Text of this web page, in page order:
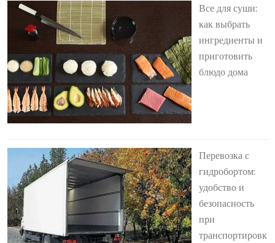
Все для суши:
как выбрать
ингредиенты и
приготовить
блюдо дома
Перевозка с
гидробортом:
удобство и
безопасность
при
транспортировк